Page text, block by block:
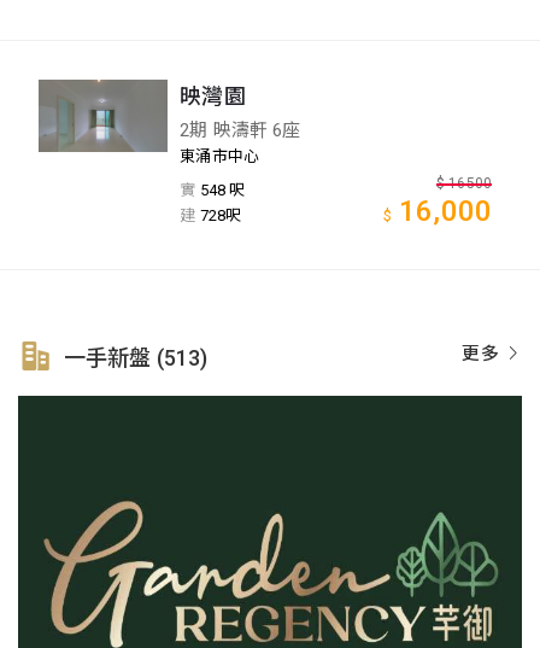
映灣園
2期 映濤軒 6座
東涌市中心
實 548 呎
建 728呎
$ 16500
$ 16,000
更多
一手新盤 (513)